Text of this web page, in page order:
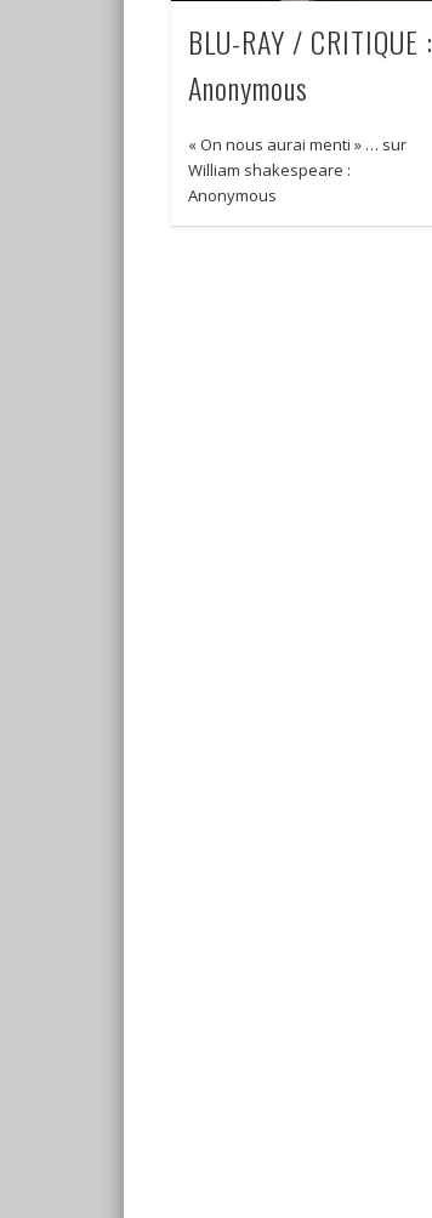
BLU-RAY / CRITIQUE :
Anonymous
« On nous aurai menti » … sur
William shakespeare :
Anonymous